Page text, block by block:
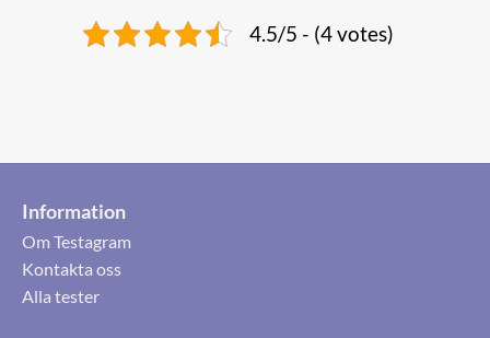
4.5/5 - (4 votes)
Information
Om Testagram
Kontakta oss
Alla tester